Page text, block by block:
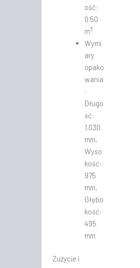
ość:
0.50
m3
Wymi
ary
opako
wania
:
Długo
ść:
1.030
mm,
Wyso
kość:
975
mm,
Głębo
kość:
495
mm
Zużycie i